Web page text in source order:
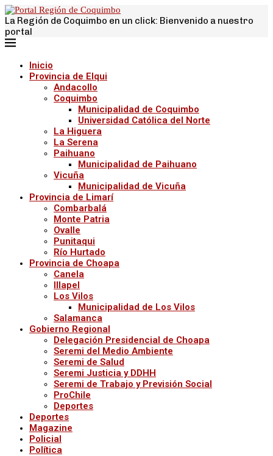
La Región de Coquimbo en un click: Bienvenido a nuestro
portal
Inicio
Provincia de Elqui
Andacollo
Coquimbo
Municipalidad de Coquimbo
Universidad Católica del Norte
La Higuera
La Serena
Paihuano
Municipalidad de Paihuano
Vicuña
Municipalidad de Vicuña
Provincia de Limarí
Combarbalá
Monte Patria
Ovalle
Punitaqui
Río Hurtado
Provincia de Choapa
Canela
Illapel
Los Vilos
Municipalidad de Los Vilos
Salamanca
Gobierno Regional
Delegación Presidencial de Choapa
Seremi del Medio Ambiente
Seremi de Salud
Seremi Justicia y DDHH
Seremi de Trabajo y Previsión Social
ProChile
Deportes
Deportes
Magazine
Policial
Política